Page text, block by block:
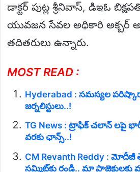
డాక్టర్ పుట్ల శ్రీనివాస్, డిఇఓ
యువజన సేవల అధికారి అక్బర్
తదితరులు ఉన్నారు.
MOST READ :
Hyderabad : సమస్యల
జర్నలిస్టులు..!
TG News : ట్రాఫిక్ చలాన్ లపై
వరకు ఛాన్స్..!
CM Revanth Reddy : మోదీజీ
సమ్మిట్‌కు రండి.. మా ప్రాజెక్టులకు